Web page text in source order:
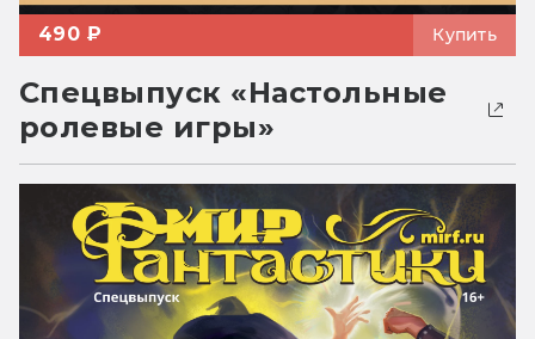
490 ₽ Купить
Спецвыпуск «Настольные
ролевые игры»